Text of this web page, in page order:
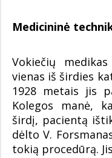
Medicininė
Vokiečių
vienas iš širdies
1928 metais jis
Kolegos manė,
širdį, pacientą
dėlto V.
tokią procedūrą.